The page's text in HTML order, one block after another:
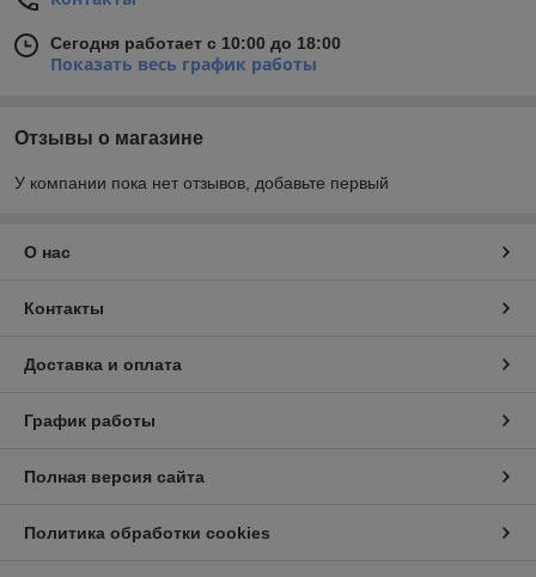
Сегодня работает с 10:00 до 18:00
Показать весь график работы
Отзывы о магазине
У компании пока нет отзывов, добавьте первый
О нас
Контакты
Доставка и оплата
График работы
Полная версия сайта
Политика обработки cookies